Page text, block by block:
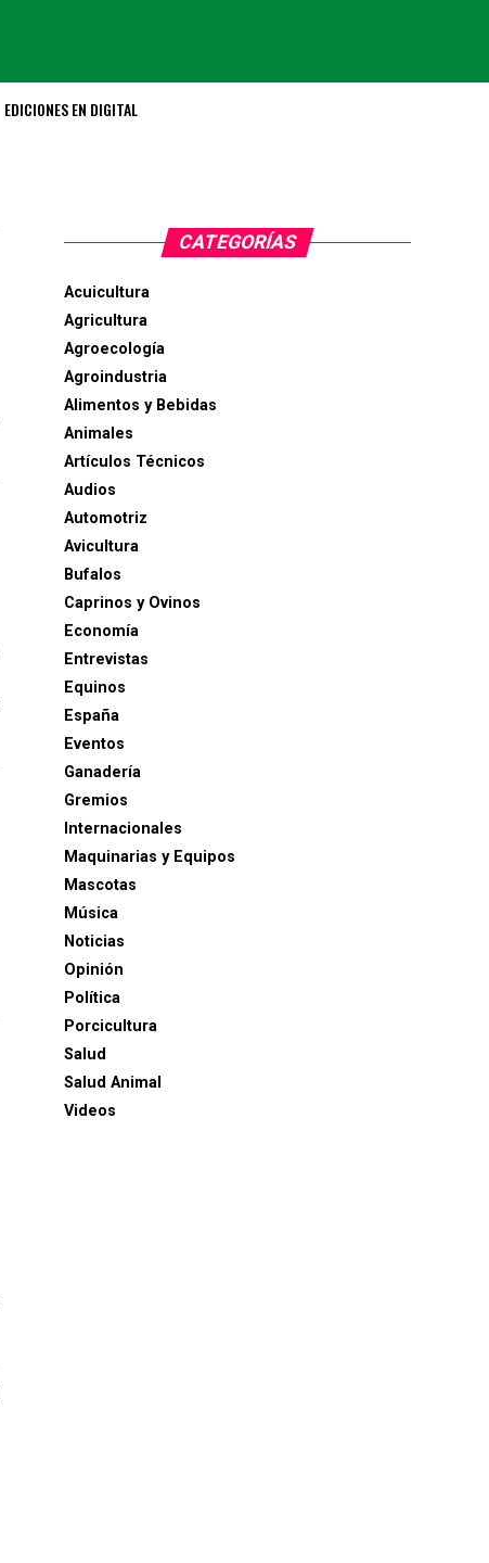
EDICIONES EN DIGITAL
CATEGORÍAS
Acuicultura
Agricultura
Agroecología
Agroindustria
Alimentos y Bebidas
Animales
Artículos Técnicos
Audios
Automotriz
Avicultura
Bufalos
Caprinos y Ovinos
Economía
Entrevistas
Equinos
España
Eventos
Ganadería
Gremios
Internacionales
Maquinarias y Equipos
Mascotas
Música
Noticias
Opinión
Política
Porcicultura
Salud
Salud Animal
Videos